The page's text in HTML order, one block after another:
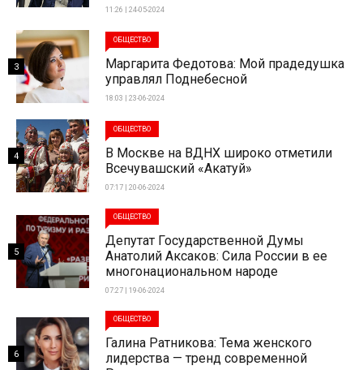
11:26 | 24-05-2024
ОБЩЕСТВО
Маргарита Федотова: Мой прадедушка
управлял Поднебесной
18:03 | 23-06-2024
3
ОБЩЕСТВО
В Москве на ВДНХ широко отметили
Всечувашский «Акатуй»
07:17 | 20-06-2024
4
ОБЩЕСТВО
Депутат Государственной Думы
Анатолий Аксаков: Сила России в ее
многонациональном народе
07:27 | 19-06-2024
5
ОБЩЕСТВО
Галина Ратникова: Тема женского
лидерства — тренд современной
6